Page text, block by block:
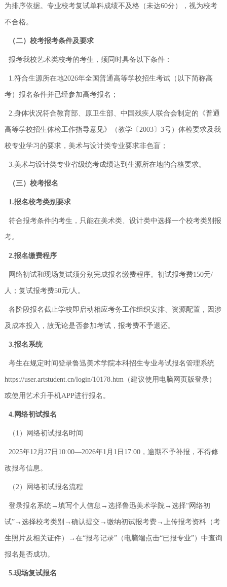
为排序依据。专业校考复试单科成绩不及格（未达60分），视为校考
不合格。
（二）校考报考条件及要求
报考我校艺术类校考的考生，须同时具备以下条件：
1.符合生源所在地2026年全国普通高等学校招生考试（以下简称高
考）报名条件并已经参加高考报名；
2.身体状况符合教育部、原卫生部、中国残疾人联合会制定的《普通
高等学校招生体检工作指导意见》（教学〔2003〕3号）体检要求及我
校专业学习的要求，美术与设计类专业要求非色盲；
3.美术与设计类专业省级统考成绩达到生源所在地的合格要求。
（三）校考报名
1.报名校考类别要求
符合报考条件的考生，只能在美术类、设计类中选择一个校考类别报
考。
2.报名缴费程序
网络初试和现场复试须分别完成报名缴费程序。初试报考费150元/
人；复试报考费50元/人。
各阶段报名截止学校即启动相应考务工作组织安排、资源配置，因涉
及成本投入，故无论是否参加考试，报考费不予退还。
3.报名系统
考生在规定时间登录鲁迅美术学院本科招生专业考试报名管理系统
https://user.artstudent.cn/login/10178.htm（建议使用电脑网页版登录）
或使用艺术升手机APP进行报名。
4.网络初试报名
（1）网络初试报名时间
2025年12月27日10:00—2026年1月1日17:00，逾期不予补报，不得修
改报考信息。
（2）网络初试报名流程
登录报名系统→填写个人信息→选择鲁迅美术学院→选择“网络初
试”→选择校考类别→确认提交→缴纳初试报考费→上传报考资料（考
生照片及相关证件）→在“报考记录”（电脑端点击“已报专业”）中查询
报名是否成功。
5.现场复试报名